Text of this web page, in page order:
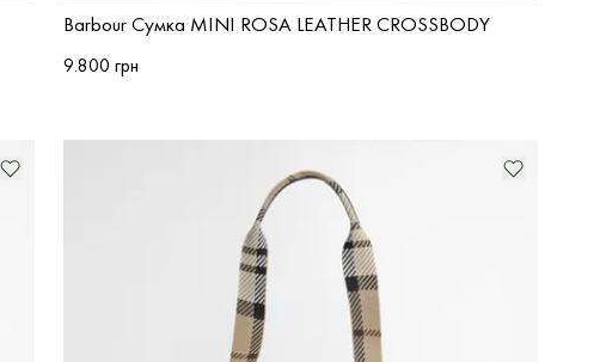
Barbour Сумка MINI ROSA LEATHER CROSSBODY
9.800 грн